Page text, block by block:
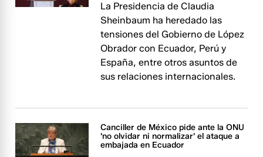
La Presidencia de Claudia
Sheinbaum ha heredado las
tensiones del Gobierno de López
Obrador con Ecuador, Perú y
España, entre otros asuntos de
sus relaciones internacionales.
Canciller de México pide ante la ONU
'no olvidar ni normalizar' el ataque a
embajada en Ecuador